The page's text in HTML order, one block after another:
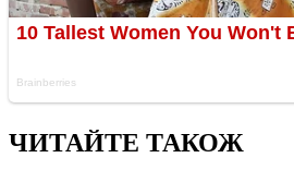
ЧИТАЙТЕ ТАКОЖ